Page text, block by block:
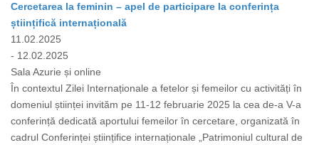
Cercetarea la feminin – apel de participare la conferința
științifică internațională
11.02.2025
- 12.02.2025
Sala Azurie și online
În contextul Zilei Internaționale a fetelor și femeilor cu activități în
domeniul științei invităm pe 11-12 februarie 2025 la cea de-a V-a
conferință dedicată aportului femeilor în cercetare, organizată în
cadrul Conferinței științifice internaționale „Patrimoniul cultural de